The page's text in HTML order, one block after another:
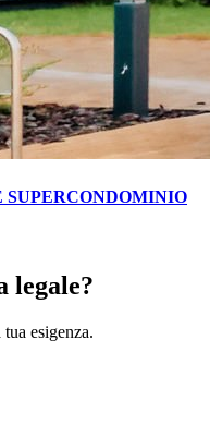
legale?
esigenza.